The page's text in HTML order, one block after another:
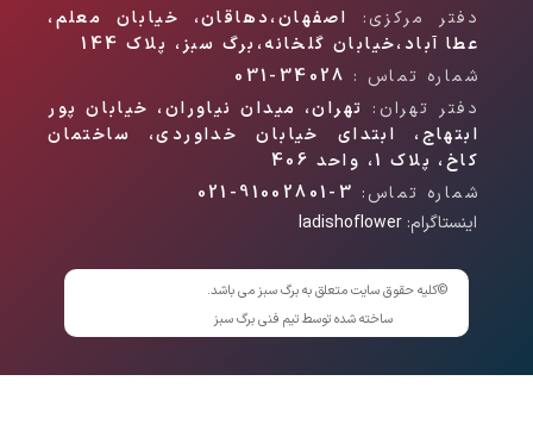
دفتر مرکزی:
اصفهان،دهاقان، خیابان معلم،
عطا آباد،خیابان گلخانه،برگ سبز، پلاک 144
شماره تماس : 34028-031
دفتر تهران: تهران، میدان نیاوران، خیابان پور
ابتهاج، ابتدای خیابان خداوردی، ساختمان
کاخ، پلاک 1، واحد 406
شماره تماس: 3-91002801-021
اینستاگرام: ladishoflower
©کلیه حقوق سایت متعلق به برگ سبز می باشد.
ساخته شده توسط تیم فنی برگ سبز